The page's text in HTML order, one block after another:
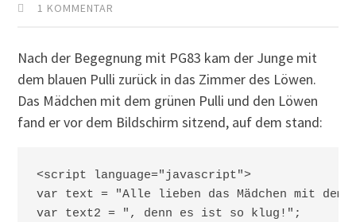
1 KOMMENTAR
Nach der Begegnung mit PG83 kam der Junge mit
dem blauen Pulli zurück in das Zimmer des Löwen.
Das Mädchen mit dem grünen Pulli und den Löwen
fand er vor dem Bildschirm sitzend, auf dem stand:
<script language="javascript">
var text = "Alle lieben das Mädchen mit dem
var text2 = ", denn es ist so klug!";